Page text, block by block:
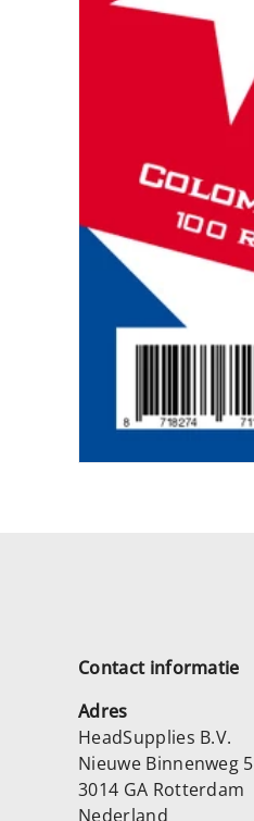
Contact informatie
Adres
HeadSupplies B.V.
Nieuwe Binnenweg 5
3014 GA Rotterdam
Nederland